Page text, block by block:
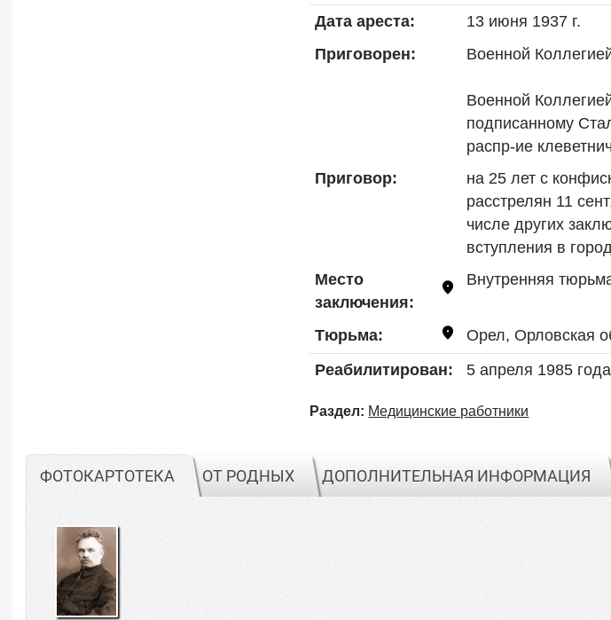
Дата ареста:
13 июня 1937 г.
Приговорен:
Военной
Военной
подписанному
распр-ие
Приговор:
на 25 лет с
расстрелян 11
числе других
вступления в
Место
заключения:
Внутренняя
Тюрьма: Орел, Орловская
Реабилитирован: 5 апреля 1985
Раздел: Медицинские работники
ФОТОКАРТОТЕКА ОТ РОДНЫХ ДОПОЛНИТЕЛЬНАЯ ИНФОРМАЦИЯ